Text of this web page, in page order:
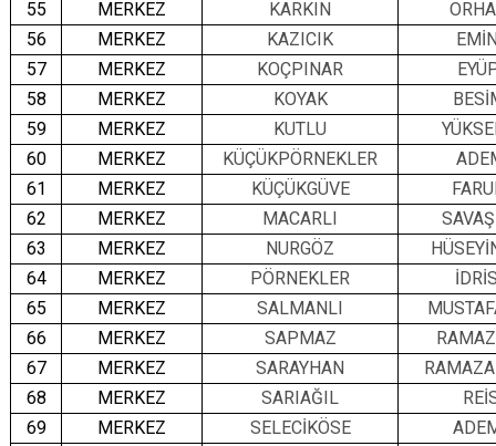
55
MERKEZ KARKIN
56
MERKEZ KAZICIK
57
MERKEZ KOÇPINAR
58
MERKEZ KOYAK
59
MERKEZ KUTLU
60
MERKEZ KÜÇÜKPÖRNEKLER
61
MERKEZ KÜÇÜKGÜVE
62
MERKEZ MACARLI
63
MERKEZ NURGÖZ
64
MERKEZ PÖRNEKLER
65
MERKEZ SALMANLI
66
MERKEZ SAPMAZ
67
MERKEZ SARAYHAN
68
MERKEZ SARIAĞIL
69
MERKEZ SELECİKÖSE